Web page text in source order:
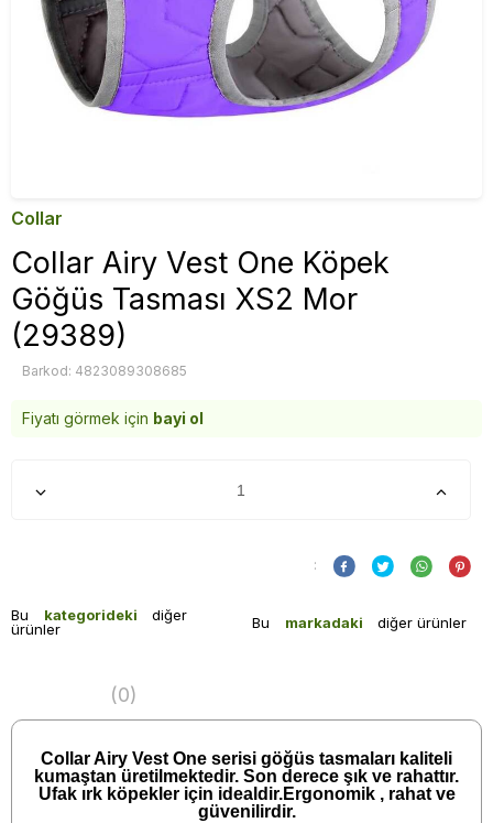
Collar
Collar Airy Vest One Köpek
Göğüs Tasması XS2 Mor
(29389)
Barkod: 4823089308685
Fiyatı görmek için bayi ol
:
Bu kategorideki
diğer
ürünler
Bu markadaki diğer ürünler
(0)
Collar Airy Vest One serisi göğüs tasmaları kaliteli
kumaştan üretilmektedir. Son derece şık ve rahattır.
Ufak ırk köpekler için idealdir.Ergonomik , rahat ve
güvenilirdir.